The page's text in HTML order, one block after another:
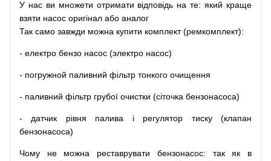
У нас ви множети отримати відповідь на те: який краще
взяти насос оригінал або аналог
Так само завжди можна купити комплект (ремкомплект):
- електро бензо насос (электро насос)
- погружной паливний фільтр тонкого очищення
- паливний фільтр грубої очистки (сіточка бензонасоса)
- датчик рівня палива і регулятор тиску (клапан
бензонасоса)
Чому не можна реставрувати бензонасос: так як
в